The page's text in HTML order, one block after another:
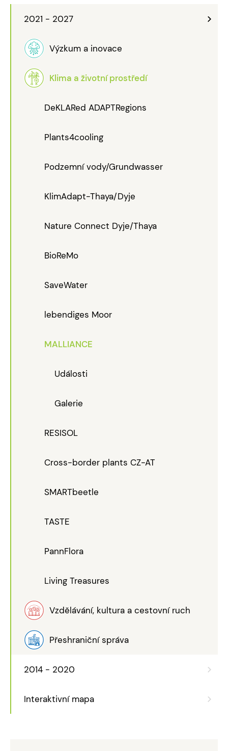
2021 - 2027
Výzkum a inovace
Klima a životní prostředí
DeKLARed ADAPTRegions
Plants4cooling
Podzemní vody/Grundwasser
KlimAdapt-Thaya/Dyje
Nature Connect Dyje/Thaya
BioReMo
SaveWater
lebendiges Moor
MALLIANCE
Události
Galerie
RESISOL
Cross-border plants CZ-AT
SMARTbeetle
TASTE
PannFlora
Living Treasures
Vzdělávání, kultura a cestovní ruch
Přeshraniční správa
2014 - 2020
Interaktivní mapa